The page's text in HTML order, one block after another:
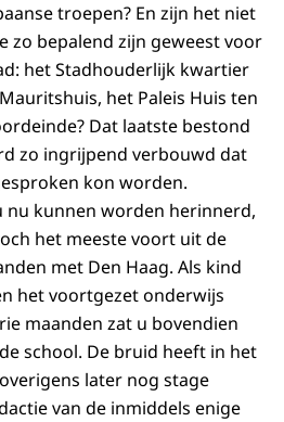
troepen? En zijn het niet
zo bepalend zijn geweest voor
het Stadhouderlijk kwartier
het Paleis Huis ten
Dat laatste bestond
zo ingrijpend verbouwd dat
kon worden.
nu kunnen worden herinnerd,
het meeste voort uit de
met Den Haag. Als kind
het voortgezet onderwijs
maanden zat u bovendien
school. De bruid heeft in het
later nog stage
van de inmiddels enige